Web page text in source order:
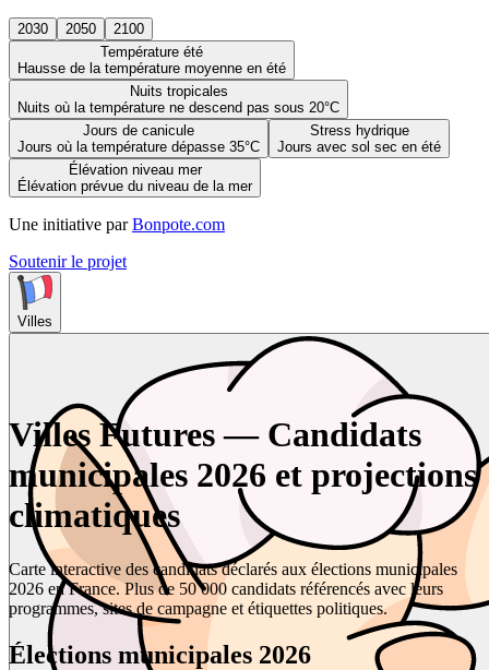
2030 2050
2100
Température été
Hausse de la température moyenne en été
Nuits tropicales
Nuits où la température ne descend pas sous 20°C
Jours de canicule
Jours où la température dépasse 35°C
Stress hydrique
Jours avec sol sec en été
Élévation niveau mer
Élévation prévue du niveau de la mer
Une initiative par Bonpote.com
Soutenir le projet
Villes
Villes Futures — Candidats
municipales 2026 et projections
climatiques
Carte interactive des candidats déclarés aux élections municipales
2026 en France. Plus de 50 000 candidats référencés avec leurs
programmes, sites de campagne et étiquettes politiques.
Élections municipales 2026